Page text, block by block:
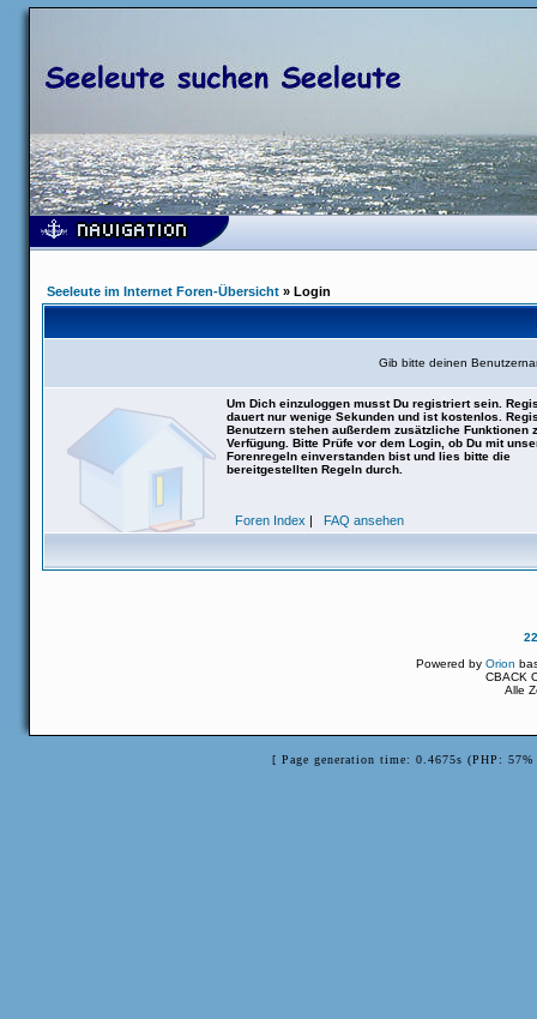
Seeleute im Internet Foren-Übersicht » Login
Gib bitte deinen
Um Dich einzuloggen musst Du registriert sein.
dauert nur wenige Sekunden und ist kostenlos.
Benutzern stehen außerdem zusätzliche Funktionen
Verfügung. Bitte Prüfe vor dem Login, ob Du mit
Forenregeln einverstanden bist und lies bitte die
bereitgestellten Regeln durch.
Foren Index | FAQ ansehen
Powered byOrion
CBACK
Alle
[ Page generation time: 0.4675s (PHP: